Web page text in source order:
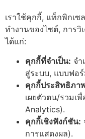
เราใช้คุกกี้, แท็กพิกเ
ทำงานของไซต์, การ
ได้แก่:
คุกกี้ที่จำเป็น: จ
สู่ระบบ, แบบฟอ
คุกกี้ประสิทธิภา
เผยตัวตน/รวมเ
Analytics).
คุกกี้เชิงฟังก์ชัน:
การแสดงผล).